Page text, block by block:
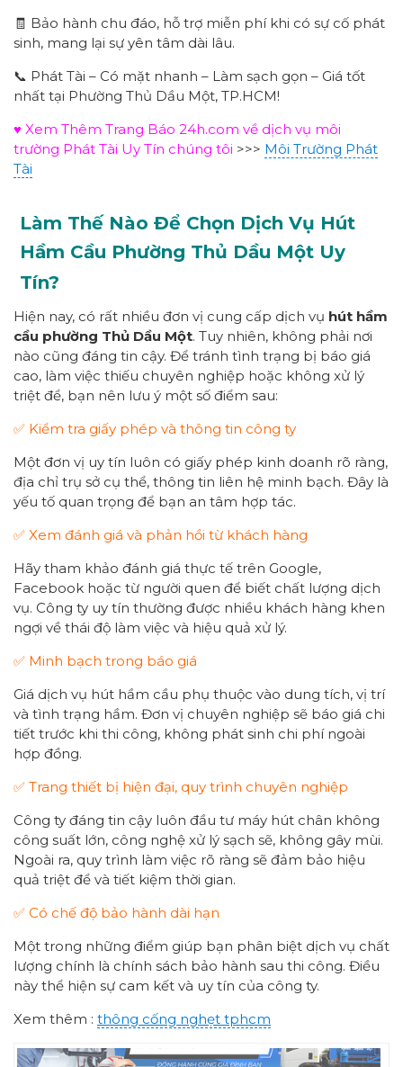
🧾 Bảo hành chu đáo, hỗ trợ miễn phí khi có sự cố phát
sinh, mang lại sự yên tâm dài lâu.
📞 Phát Tài – Có mặt nhanh – Làm sạch gọn – Giá tốt
nhất tại Phường Thủ Dầu Một, TP.HCM!
♥ Xem Thêm Trang Báo 24h.com về dịch vụ môi
trường Phát Tài Uy Tín chúng tôi >>> Môi Trường Phát
Tài
Làm Thế Nào Để Chọn Dịch Vụ Hút
Hầm Cầu Phường Thủ Dầu Một Uy
Tín?
Hiện nay, có rất nhiều đơn vị cung cấp dịch vụ hút hầm
cầu phường Thủ Dầu Một. Tuy nhiên, không phải nơi
nào cũng đáng tin cậy. Để tránh tình trạng bị báo giá
cao, làm việc thiếu chuyên nghiệp hoặc không xử lý
triệt để, bạn nên lưu ý một số điểm sau:
✅ Kiểm tra giấy phép và thông tin công ty
Một đơn vị uy tín luôn có giấy phép kinh doanh rõ ràng,
địa chỉ trụ sở cụ thể, thông tin liên hệ minh bạch. Đây là
yếu tố quan trọng để bạn an tâm hợp tác.
✅ Xem đánh giá và phản hồi từ khách hàng
Hãy tham khảo đánh giá thực tế trên Google,
Facebook hoặc từ người quen để biết chất lượng dịch
vụ. Công ty uy tín thường được nhiều khách hàng khen
ngợi về thái độ làm việc và hiệu quả xử lý.
✅ Minh bạch trong báo giá
Giá dịch vụ hút hầm cầu phụ thuộc vào dung tích, vị trí
và tình trạng hầm. Đơn vị chuyên nghiệp sẽ báo giá chi
tiết trước khi thi công, không phát sinh chi phí ngoài
hợp đồng.
✅ Trang thiết bị hiện đại, quy trình chuyên nghiệp
Công ty đáng tin cậy luôn đầu tư máy hút chân không
công suất lớn, công nghệ xử lý sạch sẽ, không gây mùi.
Ngoài ra, quy trình làm việc rõ ràng sẽ đảm bảo hiệu
quả triệt để và tiết kiệm thời gian.
✅ Có chế độ bảo hành dài hạn
Một trong những điểm giúp bạn phân biệt dịch vụ chất
lượng chính là chính sách bảo hành sau thi công. Điều
này thể hiện sự cam kết và uy tín của công ty.
Xem thêm : thông cống nghẹt tphcm